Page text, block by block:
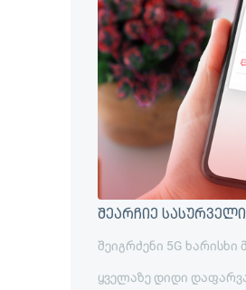
შეარჩიე
შეიგრძენი 5G ხარისხი
ყველაზე დიდი